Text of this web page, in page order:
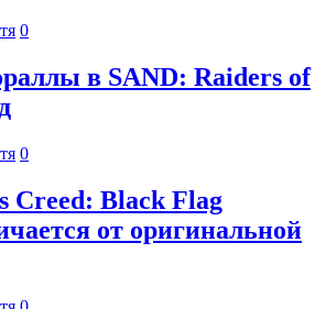
0
в SAND: Raiders of
0
Creed: Black Flag
от оригинальной